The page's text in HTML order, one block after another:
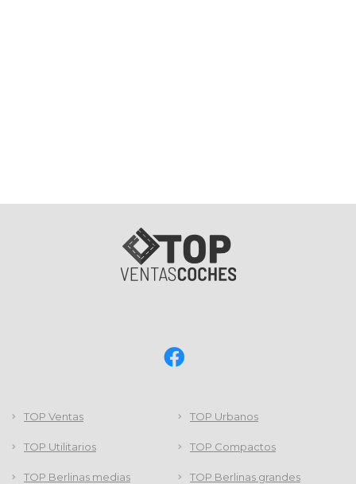
TOP Ventas TOP Urbanos
TOP Utilitarios TOP Compactos
TOP Berlinas medias TOP Berlinas grandes